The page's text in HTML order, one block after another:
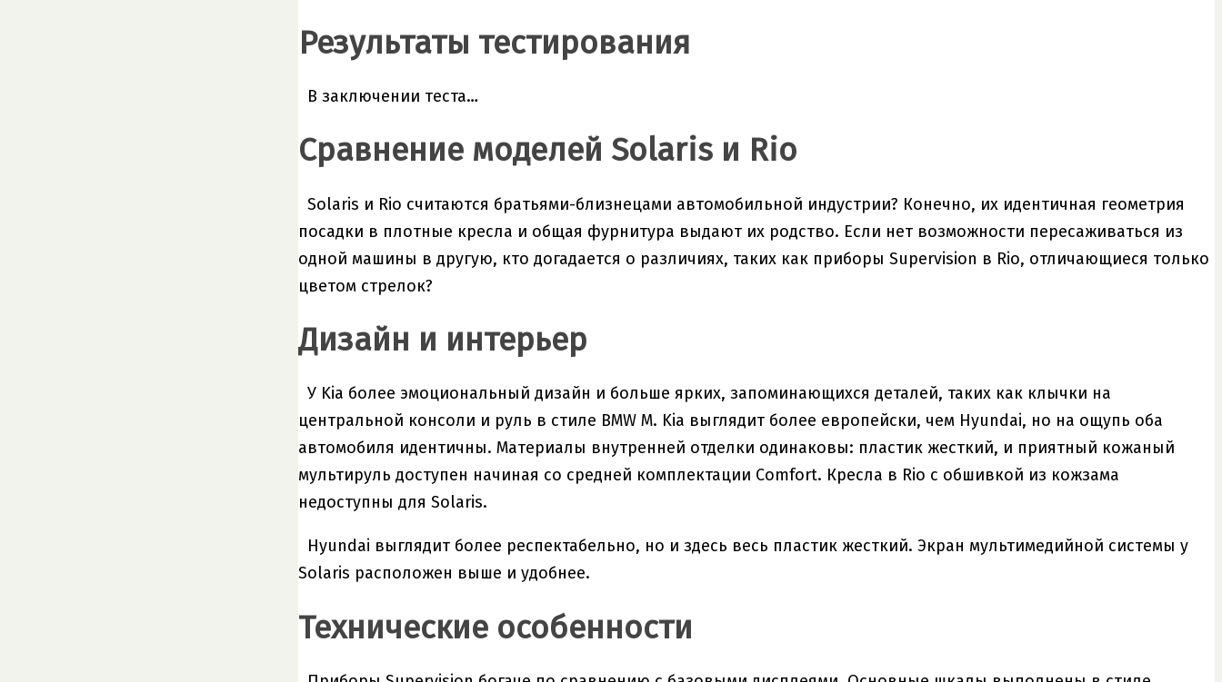
Результаты тестирования
В заключении теста…
Сравнение моделей Solaris и Rio
Solaris и Rio считаются братьями-близнецами автомобильной индустрии? Конечно, их идентичная геометрия
посадки в плотные кресла и общая фурнитура выдают их родство. Если нет возможности пересаживаться из
одной машины в другую, кто догадается о различиях, таких как приборы Supervision в Rio, отличающиеся только
цветом стрелок?
Дизайн и интерьер
У Kia более эмоциональный дизайн и больше ярких, запоминающихся деталей, таких как клычки на
центральной консоли и руль в стиле BMW M. Kia выглядит более европейски, чем Hyundai, но на ощупь оба
автомобиля идентичны. Материалы внутренней отделки одинаковы: пластик жесткий, и приятный кожаный
мультируль доступен начиная со средней комплектации Comfort. Кресла в Rio с обшивкой из кожзама
недоступны для Solaris.
Hyundai выглядит более респектабельно, но и здесь весь пластик жесткий. Экран мультимедийной системы у
Solaris расположен выше и удобнее.
Технические особенности